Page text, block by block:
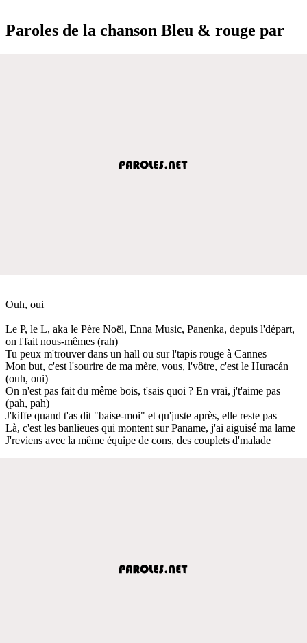
Paroles de la chanson Bleu & rouge par
Ouh, oui
Le P, le L, aka le Père Noël, Enna Music, Panenka, depuis l'départ,
on l'fait nous-mêmes (rah)
Tu peux m'trouver dans un hall ou sur l'tapis rouge à Cannes
Mon but, c'est l'sourire de ma mère, vous, l'vôtre, c'est le Huracán
(ouh, oui)
On n'est pas fait du même bois, t'sais quoi ? En vrai, j't'aime pas
(pah, pah)
J'kiffe quand t'as dit "baise-moi" et qu'juste après, elle reste pas
Là, c'est les banlieues qui montent sur Paname, j'ai aiguisé ma lame
J'reviens avec la même équipe de cons, des couplets d'malade